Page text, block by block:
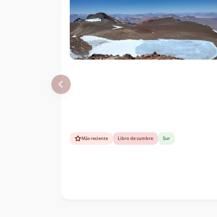
Más reciente Libro de cumbre Sur